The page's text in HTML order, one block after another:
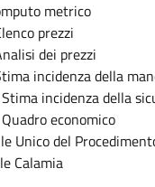
metrico
prezzi
dei prezzi
incidenza della
incidenza della
economico
Unico del
Calamia